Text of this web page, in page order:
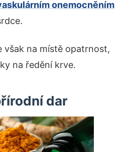
onemocněním
však na místě opatrnost,
na ředění krve.
dar